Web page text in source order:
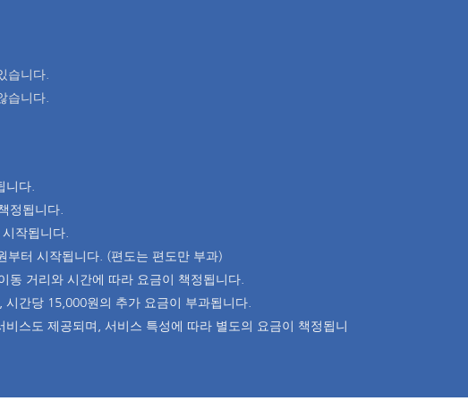
습니다.
습니다.
니다.
정됩니다.
작됩니다.
부터 시작됩니다. (편도는 편도만 부과)
거리와 시간에 따라 요금이 책정됩니다.
간당 15,000원의 추가 요금이 부과됩니다.
스도 제공되며, 서비스 특성에 따라 별도의 요금이 책정됩니